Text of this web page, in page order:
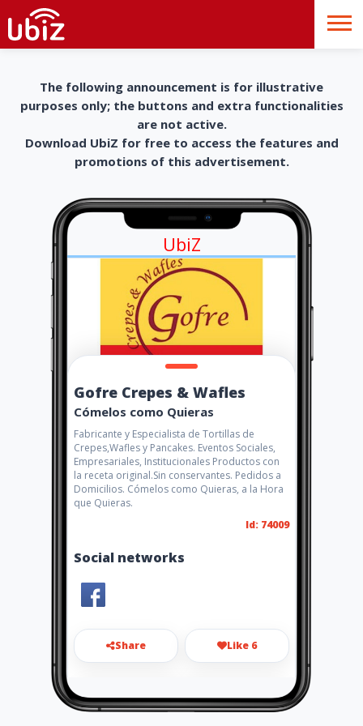
The following announcement is for illustrative
purposes only; the buttons and extra functionalities
are not active.
Download UbiZ for free to access the features and
promotions of this advertisement.
UbiZ
Gofre Crepes & Wafles
Cómelos como Quieras
Fabricante y Especialista de Tortillas de
Crepes,Wafles y Pancakes. Eventos Sociales,
Empresariales, Institucionales Productos con
la receta original.Sin conservantes. Pedidos a
Domicilios. Cómelos como Quieras, a la Hora
que Quieras.
Id: 74009
Social networks
Share Like 6
gofre_20@yahoo.es